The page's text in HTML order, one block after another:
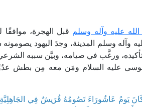
عليه وآله وسلم قبل الهجرة، موافقًا
وآله وسلم المدينة، وجدَ اليهود
ورغَّب في صيامه، وبيَّن سببه
موسى عليه السلام ومَن معه مِن بطش
يَومُ عَاشُورَاءَ تَصُومُهُ قُرَيشٌ فِي